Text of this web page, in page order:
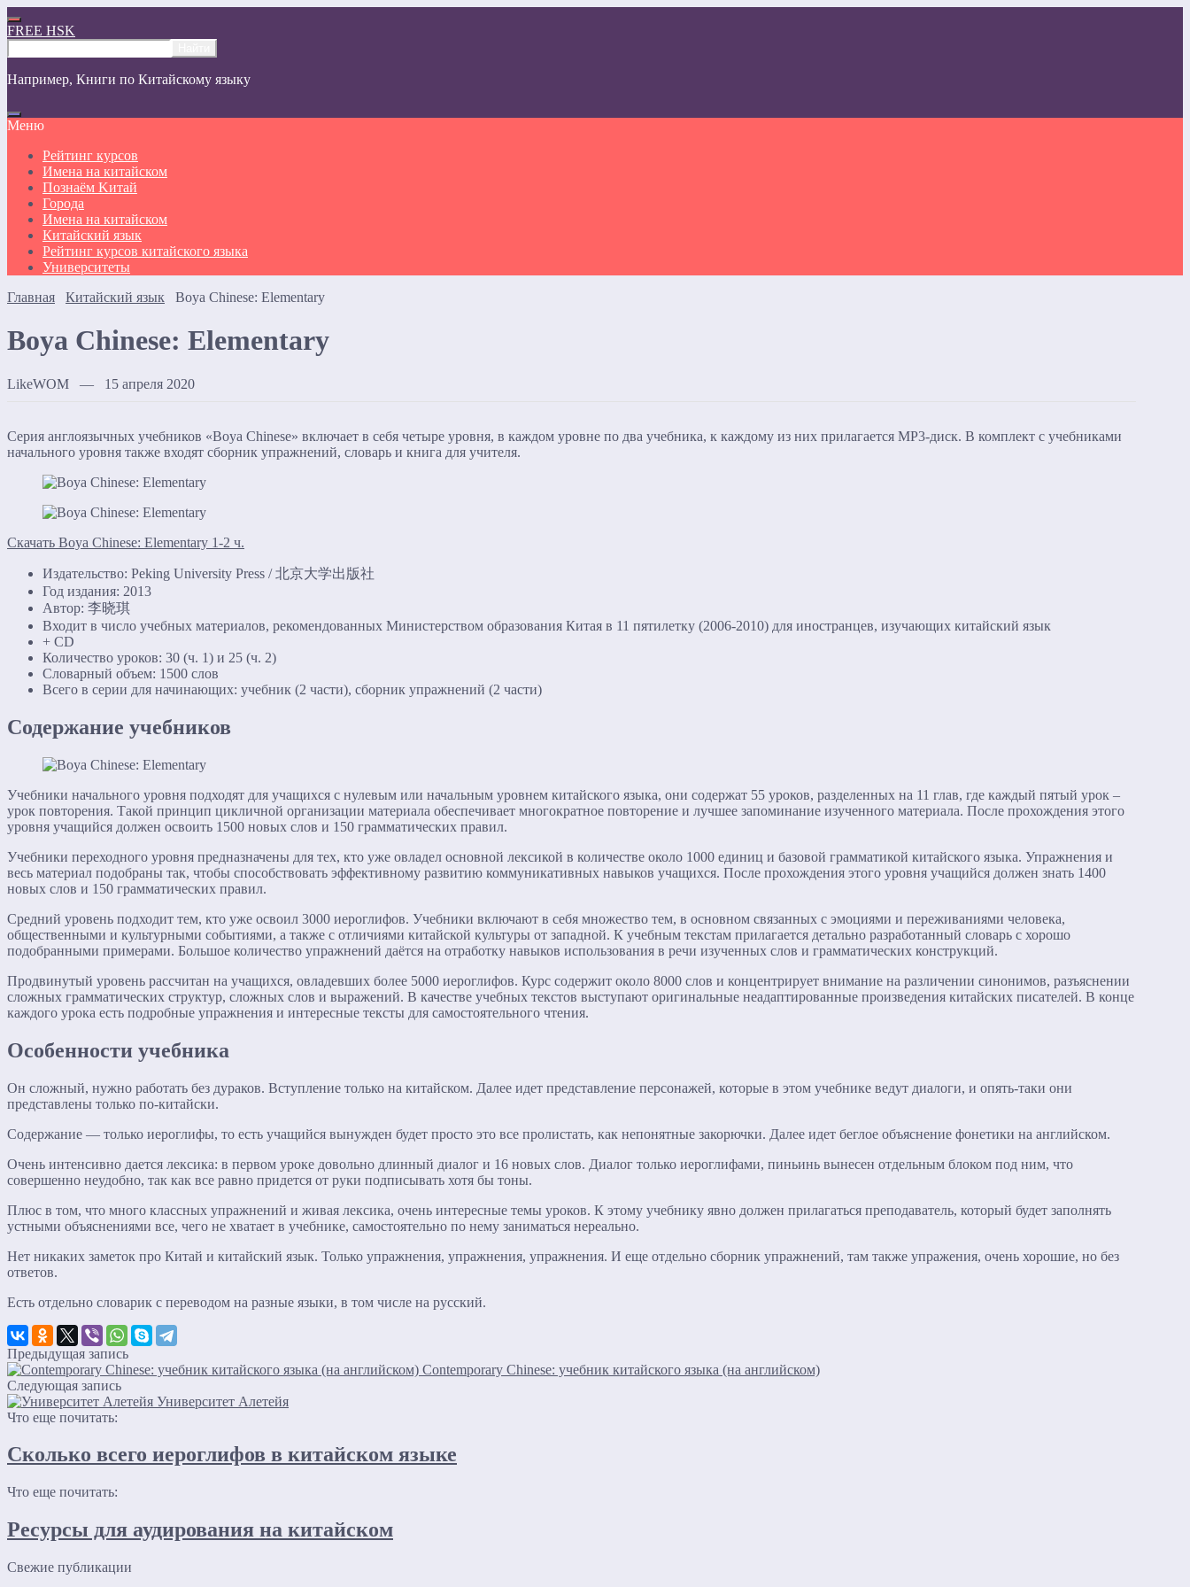
FREE HSK
Например, Книги по Китайскому языку
Меню
Рейтинг курсов
Имена на китайском
Познаём Kитай
Города
Имена на китайском
Китайский язык
Рейтинг курсов китайского языка
Университеты
Главная
Китайский язык Boya Chinese: Elementary
Boya Chinese: Elementary
LikeWOM — 15 апреля 2020
Серия англоязычных учебников «Boya Chinese» включает в себя четыре уровня, в каждом уровне по два учебника, к каждому из них прилагается MP3-диск. В комплект с учебниками
начального уровня также входят сборник упражнений, словарь и книга для учителя.
Скачать Boya Chinese: Elementary 1-2 ч.
Издательство: Peking University Press / 北京大学出版社
Год издания: 2013
Автор: 李晓琪
Входит в число учебных материалов, рекомендованных Министерством образования Китая в 11 пятилетку (2006-2010) для иностранцев, изучающих китайский язык
+ CD
Количество уроков: 30 (ч. 1) и 25 (ч. 2)
Словарный объем: 1500 слов
Всего в серии для начинающих: учебник (2 части), сборник упражнений (2 части)
Содержание учебников
Учебники начального уровня подходят для учащихся с нулевым или начальным уровнем китайского языка, они содержат 55 уроков, разделенных на 11 глав, где каждый пятый урок –
урок повторения. Такой принцип цикличной организации материала обеспечивает многократное повторение и лучшее запоминание изученного материала. После прохождения этого
уровня учащийся должен освоить 1500 новых слов и 150 грамматических правил.
Учебники переходного уровня предназначены для тех, кто уже овладел основной лексикой в количестве около 1000 единиц и базовой грамматикой китайского языка. Упражнения и
весь материал подобраны так, чтобы способствовать эффективному развитию коммуникативных навыков учащихся. После прохождения этого уровня учащийся должен знать 1400
новых слов и 150 грамматических правил.
Средний уровень подходит тем, кто уже освоил 3000 иероглифов. Учебники включают в себя множество тем, в основном связанных с эмоциями и переживаниями человека,
общественными и культурными событиями, а также с отличиями китайской культуры от западной. К учебным текстам прилагается детально разработанный словарь с хорошо
подобранными примерами. Большое количество упражнений даётся на отработку навыков использования в речи изученных слов и грамматических конструкций.
Продвинутый уровень рассчитан на учащихся, овладевших более 5000 иероглифов. Курс содержит около 8000 слов и концентрирует внимание на различении синонимов, разъяснении
сложных грамматических структур, сложных слов и выражений. В качестве учебных текстов выступают оригинальные неадаптированные произведения китайских писателей. В конце
каждого урока есть подробные упражнения и интересные тексты для самостоятельного чтения.
Особенности учебника
Он сложный, нужно работать без дураков. Вступление только на китайском. Далее идет представление персонажей, которые в этом учебнике ведут диалоги, и опять-таки они
представлены только по-китайски.
Содержание — только иероглифы, то есть учащийся вынужден будет просто это все пролистать, как непонятные закорючки. Далее идет беглое объяснение фонетики на английском.
Очень интенсивно дается лексика: в первом уроке довольно длинный диалог и 16 новых слов. Диалог только иероглифами, пиньинь вынесен отдельным блоком под ним, что
совершенно неудобно, так как все равно придется от руки подписывать хотя бы тоны.
Плюс в том, что много классных упражнений и живая лексика, очень интересные темы уроков. К этому учебнику явно должен прилагаться преподаватель, который будет заполнять
устными объяснениями все, чего не хватает в учебнике, самостоятельно по нему заниматься нереально.
Нет никаких заметок про Китай и китайский язык. Только упражнения, упражнения, упражнения. И еще отдельно сборник упражнений, там также упражения, очень хорошие, но без
ответов.
Есть отдельно словарик с переводом на разные языки, в том числе на русский.
Предыдущая запись
Contemporary Chinese: учебник китайского языка (на английском)
Следующая запись
Университет Алетейя
Что еще почитать:
Сколько всего иероглифов в китайском языке
Что еще почитать:
Ресурсы для аудирования на китайском
Свежие публикации